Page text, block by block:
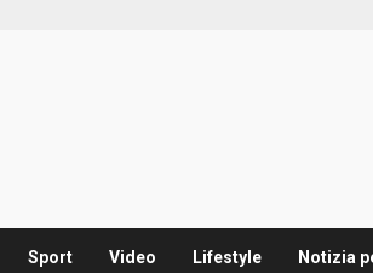
Sport Video Lifestyle Notizia